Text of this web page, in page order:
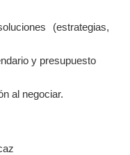
(estrategias,
y presupuesto
al negociar.